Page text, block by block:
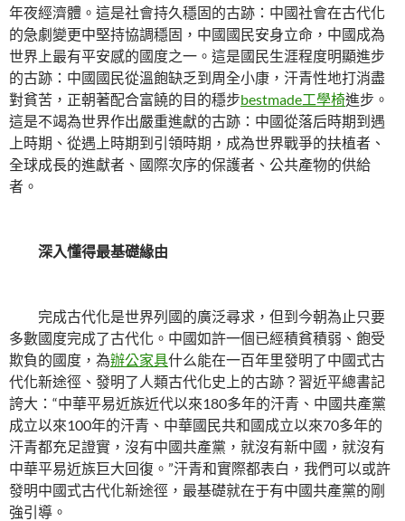
年夜經濟體。這是社會持久穩固的古跡：中國社會在古代化
的急劇變更中堅持協調穩固，中國國民安身立命，中國成為
世界上最有平安感的國度之一。這是國民生涯程度明顯進步
的古跡：中國國民從溫飽缺乏到周全小康，汗青性地打消盡
對貧苦，正朝著配合富饒的目的穩步bestmade工學椅進步。
這是不竭為世界作出嚴重進獻的古跡：中國從落后時期到遇
上時期、從遇上時期到引領時期，成為世界戰爭的扶植者、
全球成長的進獻者、國際次序的保護者、公共產物的供給
者。
深入懂得最基礎緣由
完成古代化是世界列國的廣泛尋求，但到今朝為止只要
多數國度完成了古代化。中國如許一個已經積貧積弱、飽受
欺負的國度，為辦公家具什么能在一百年里發明了中國式古
代化新途徑、發明了人類古代化史上的古跡？習近平總書記
誇大：“中華平易近族近代以來180多年的汗青、中國共產黨
成立以來100年的汗青、中華國民共和國成立以來70多年的
汗青都充足證實，沒有中國共產黨，就沒有新中國，就沒有
中華平易近族巨大回復。”汗青和實際都表白，我們可以或許
發明中國式古代化新途徑，最基礎就在于有中國共產黨的剛
強引導。